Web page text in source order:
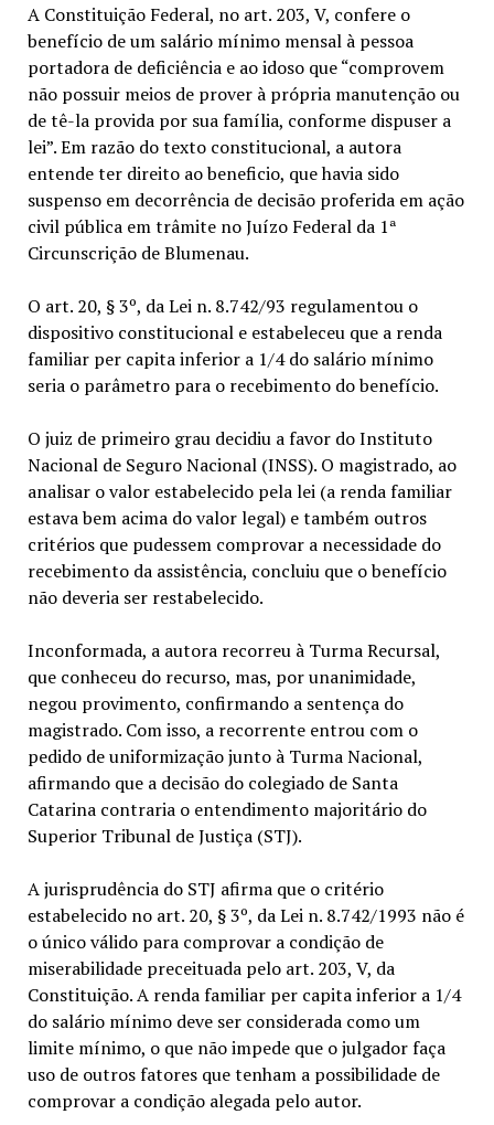
A Constituição Federal, no art. 203, V, confere o
benefício de um salário mínimo mensal à pessoa
portadora de deficiência e ao idoso que “comprovem
não possuir meios de prover à própria manutenção ou
de tê-la provida por sua família, conforme dispuser a
lei”. Em razão do texto constitucional, a autora
entende ter direito ao beneficio, que havia sido
suspenso em decorrência de decisão proferida em ação
civil pública em trâmite no Juízo Federal da 1ª
Circunscrição de Blumenau.
O art. 20, § 3º, da Lei n. 8.742/93 regulamentou o
dispositivo constitucional e estabeleceu que a renda
familiar per capita inferior a 1/4 do salário mínimo
seria o parâmetro para o recebimento do benefício.
O juiz de primeiro grau decidiu a favor do Instituto
Nacional de Seguro Nacional (INSS). O magistrado, ao
analisar o valor estabelecido pela lei (a renda familiar
estava bem acima do valor legal) e também outros
critérios que pudessem comprovar a necessidade do
recebimento da assistência, concluiu que o benefício
não deveria ser restabelecido.
Inconformada, a autora recorreu à Turma Recursal,
que conheceu do recurso, mas, por unanimidade,
negou provimento, confirmando a sentença do
magistrado. Com isso, a recorrente entrou com o
pedido de uniformização junto à Turma Nacional,
afirmando que a decisão do colegiado de Santa
Catarina contraria o entendimento majoritário do
Superior Tribunal de Justiça (STJ).
A jurisprudência do STJ afirma que o critério
estabelecido no art. 20, § 3º, da Lei n. 8.742/1993 não é
o único válido para comprovar a condição de
miserabilidade preceituada pelo art. 203, V, da
Constituição. A renda familiar per capita inferior a 1/4
do salário mínimo deve ser considerada como um
limite mínimo, o que não impede que o julgador faça
uso de outros fatores que tenham a possibilidade de
comprovar a condição alegada pelo autor.